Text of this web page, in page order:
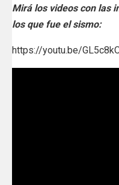
Mirá los videos con las
los que fue el sismo:
https://youtu.be/